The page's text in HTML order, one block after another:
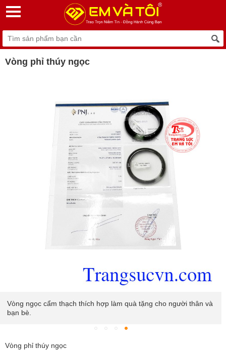
Vòng phỉ thúy ngọc
Vòng ngọc cẩm thạch thích hợp làm quà tặng cho người thân và
bạn bè.
Vòng phỉ thúy ngọc